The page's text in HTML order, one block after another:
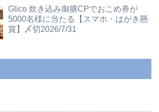
Glico 炊き込み御膳CPでおこめ券が
5000名様に当たる【スマホ・はがき懸
賞】〆切2026/7/31